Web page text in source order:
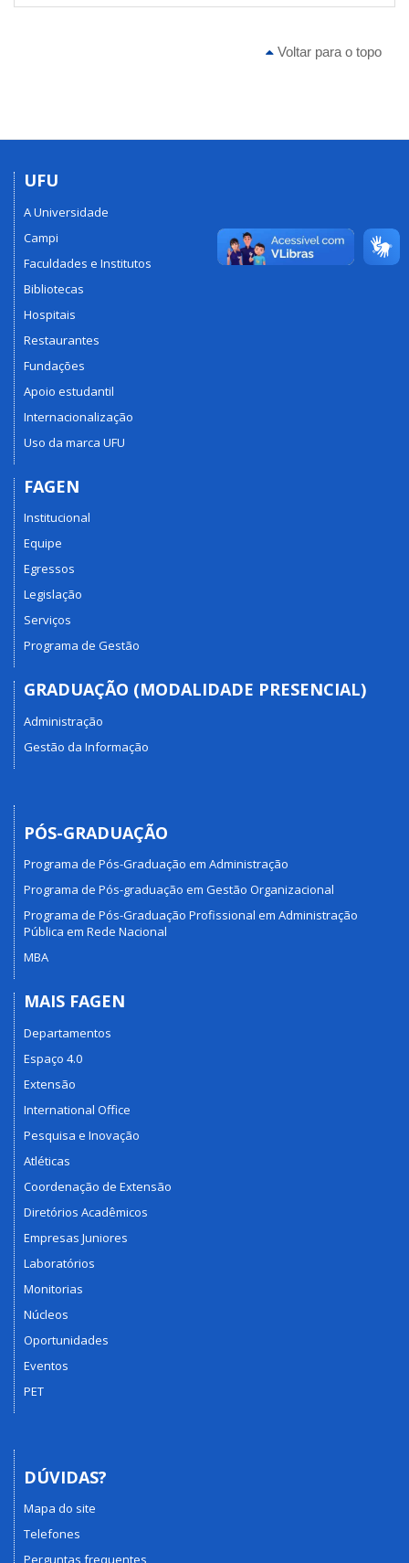
Voltar para o topo
UFU
A Universidade
Campi
Faculdades e Institutos
Bibliotecas
Hospitais
Restaurantes
Fundações
Apoio estudantil
Internacionalização
Uso da marca UFU
FAGEN
Institucional
Equipe
Egressos
Legislação
Serviços
Programa de Gestão
GRADUAÇÃO (MODALIDADE PRESENCIAL)
Administração
Gestão da Informação
PÓS-GRADUAÇÃO
Programa de Pós-Graduação em Administração
Programa de Pós-graduação em Gestão Organizacional
Programa de Pós-Graduação Profissional em Administração
Pública em Rede Nacional
MBA
MAIS FAGEN
Departamentos
Espaço 4.0
Extensão
International Office
Pesquisa e Inovação
Atléticas
Coordenação de Extensão
Diretórios Acadêmicos
Empresas Juniores
Laboratórios
Monitorias
Núcleos
Oportunidades
Eventos
PET
DÚVIDAS?
Mapa do site
Telefones
Perguntas frequentes